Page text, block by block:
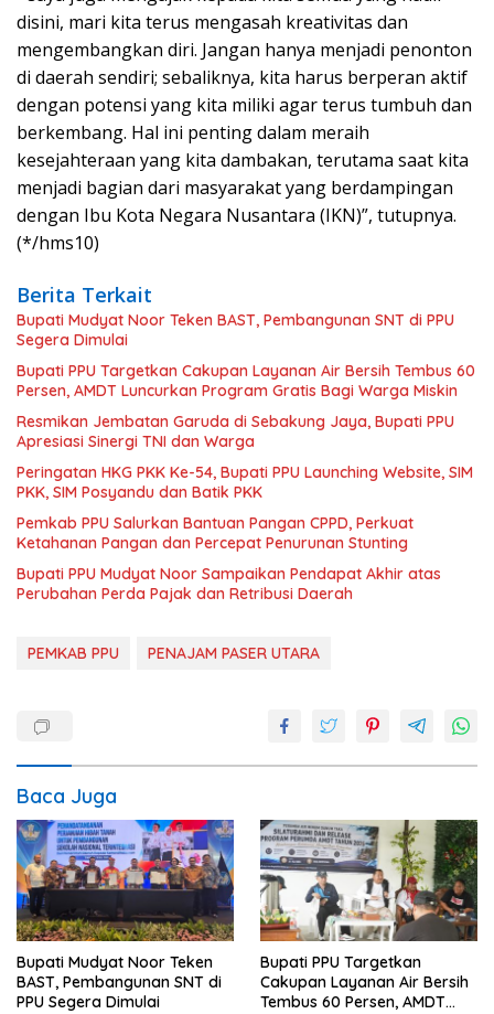
disini, mari kita terus mengasah kreativitas dan
mengembangkan diri. Jangan hanya menjadi penonton
di daerah sendiri; sebaliknya, kita harus berperan aktif
dengan potensi yang kita miliki agar terus tumbuh dan
berkembang. Hal ini penting dalam meraih
kesejahteraan yang kita dambakan, terutama saat kita
menjadi bagian dari masyarakat yang berdampingan
dengan Ibu Kota Negara Nusantara (IKN)”, tutupnya.
(*/hms10)
Berita Terkait
Bupati Mudyat Noor Teken BAST, Pembangunan SNT di PPU
Segera Dimulai
Bupati PPU Targetkan Cakupan Layanan Air Bersih Tembus 60
Persen, AMDT Luncurkan Program Gratis Bagi Warga Miskin
Resmikan Jembatan Garuda di Sebakung Jaya, Bupati PPU
Apresiasi Sinergi TNI dan Warga
Peringatan HKG PKK Ke-54, Bupati PPU Launching Website, SIM
PKK, SIM Posyandu dan Batik PKK
Pemkab PPU Salurkan Bantuan Pangan CPPD, Perkuat
Ketahanan Pangan dan Percepat Penurunan Stunting
Bupati PPU Mudyat Noor Sampaikan Pendapat Akhir atas
Perubahan Perda Pajak dan Retribusi Daerah
PEMKAB PPU PENAJAM PASER UTARA
Baca Juga
Bupati Mudyat Noor Teken
BAST, Pembangunan SNT di
PPU Segera Dimulai
Bupati PPU Targetkan
Cakupan Layanan Air Bersih
Tembus 60 Persen, AMDT